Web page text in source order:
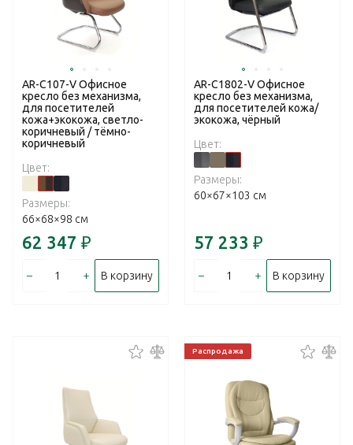
AR-C107-V Офисное
кресло без механизма,
для посетителей
кожа+экокожа, светло-
коричневый / тёмно-
коричневый
Цвет:
Размеры:
66×68×98 см
62 347 ₽
– + В корзину
AR-C1802-V Офисное
кресло без механизма,
для посетителей кожа/
экокожа, чёрный
Цвет:
Размеры:
60×67×103 см
57 233 ₽
– + В корзину
Распродажа